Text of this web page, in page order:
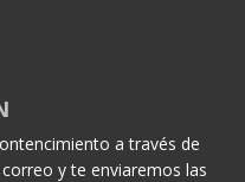
a través de
y te enviaremos las